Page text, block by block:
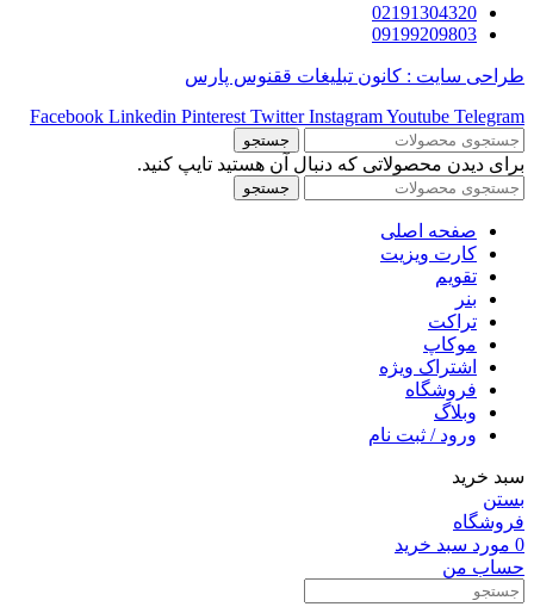
02191304320
09199209803
طراحی سایت : کانون تبلیغات ققنوس پارس
Facebook Linkedin Pinterest Twitter InstagramYoutube Telegram
جستجو
برای دیدن محصولاتی که دنبال آن هستید تایپ کنید.
جستجو
صفحه اصلی
کارت ویزیت
تقویم
بنر
تراکت
موکاپ
اشتراک ویژه
فروشگاه
وبلاگ
ورود / ثبت نام
سبد خرید
بستن
فروشگاه
0 مورد سبد خرید
حساب من